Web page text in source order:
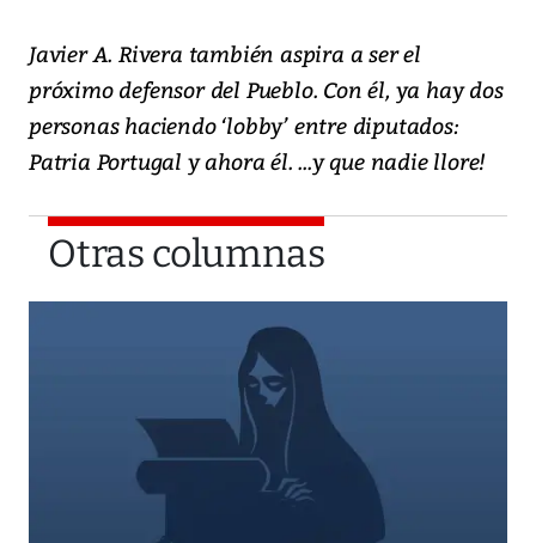
Javier A. Rivera también aspira a ser el
próximo defensor del Pueblo. Con él, ya hay dos
personas haciendo ‘lobby’ entre diputados:
Patria Portugal y ahora él. ...y que nadie llore!
Otras columnas